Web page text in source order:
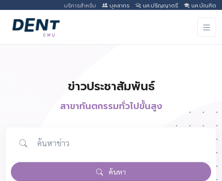
บริการสำหรับ บุคลากร นศ.ปริญญาตรี นศ.บัณฑิต
ข่าวประชาสัมพันธ์
สาขาทันตกรรมทั่วไปขั้นสูง
ค้นหา